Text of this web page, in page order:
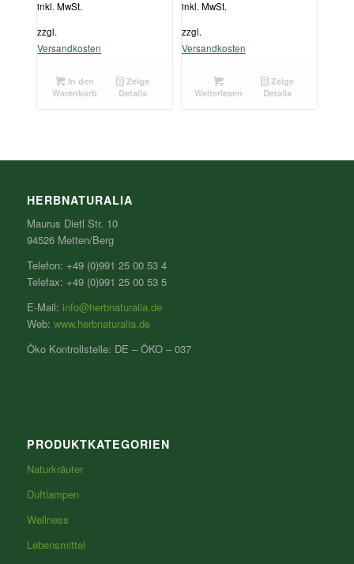
inkl. MwSt.
zzgl.
Versandkosten
In den
Warenkorb
Zeige
Details
inkl. MwSt.
zzgl.
Versandkosten
Weiterlesen
Zeige
Details
HERBNATURALIA
Maurus Dietl Str. 10
94526 Metten/Berg
Telefon: +49 (0)991 25 00 53 4
Telefax: +49 (0)991 25 00 53 5
E-Mail: info@herbnaturalia.de
Web: www.herbnaturalia.de
Öko Kontrollstelle: DE – ÖKO – 037
PRODUKTKATEGORIEN
Naturkräuter
Duftlampen
Wellness
Lebensmittel